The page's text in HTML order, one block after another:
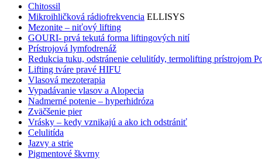
Chitossil
Mikroihličková rádiofrekvencia ELLISYS
Mezonite – niťový lifting
GOURI- prvá tekutá forma liftingových nití
Prístrojová lymfodrenáž
Redukcia tuku, odstránenie celulitídy, termolifting prístrojom
Lifting tváre pravé HIFU
Vlasová mezoterapia
Vypadávanie vlasov a Alopecia
Nadmerné potenie – hyperhidróza
Zväčšenie pier
Vrásky – kedy vznikajú a ako ich odstrániť
Celulitída
Jazvy a strie
Pigmentové škvrny